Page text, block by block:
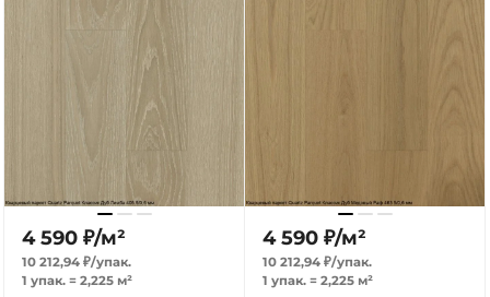
4 590 ₽/м²
10 212,94 ₽/упак.
1 упак. = 2,225 м²
4 590 ₽/м²
10 212,94 ₽/упак.
1 упак. = 2,225 м²